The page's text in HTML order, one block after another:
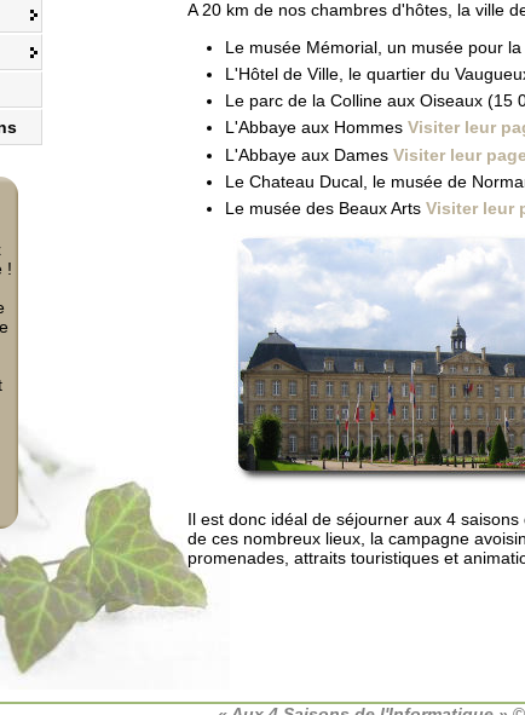
!
A 20 km de nos chambres d'hôtes, la ville
Le musée Mémorial, un musée pour la
L'Hôtel de Ville, le quartier du
Le parc de la Colline aux Oiseaux (15
L'Abbaye aux Hommes Visiter leur
L'Abbaye aux Dames Visiter leur
Le Chateau Ducal, le musée de
Le musée des Beaux Arts Visiter leur
Il est donc idéal de séjourner aux 4
de ces nombreux lieux, la campagne
promenades, attraits touristiques et